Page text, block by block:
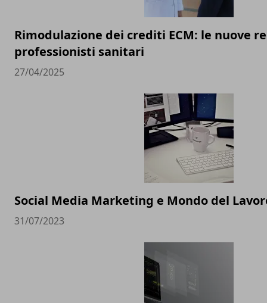
Rimodulazione dei crediti ECM: le nuove
professionisti sanitari
27/04/2025
Social Media Marketing e Mondo del
31/07/2023